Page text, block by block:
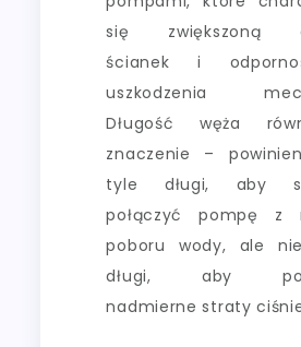
się zwiększoną
ścianek i
uszkodzenia
Długość węża
znaczenie –
tyle długi, aby
połączyć pompę z
poboru wody, ale
długi, aby
nadmierne straty